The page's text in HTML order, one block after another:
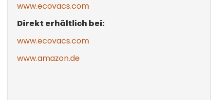
www.ecovacs.com
Direkt erhältlich bei:
www.ecovacs.com
www.amazon.de